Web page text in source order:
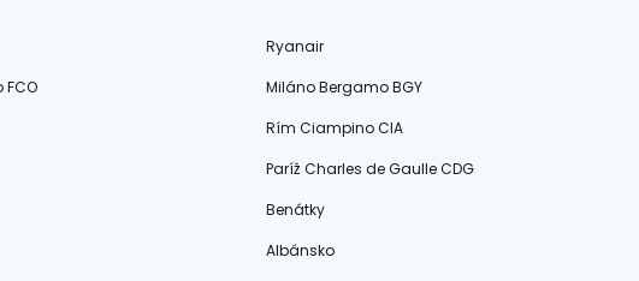
Ryanair
Miláno Bergamo BGY
Rím Ciampino CIA
Paríž Charles de Gaulle CDG
Benátky
Albánsko